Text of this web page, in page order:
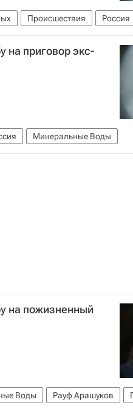
Происшествия
Россия
наказаний (ФСИН
безопасности РФ (ФСБ
на приговор экс-
Минеральные Воды
Рауль
Газпром
на пожизненный
Воды Рауф Арашуков